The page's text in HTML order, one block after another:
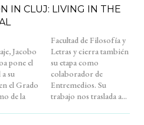
IN CLUJ: LIVING IN THE
Jacobo
pone el
su
el Grado
de la
también
como
de
Su
trabajo nos traslada a...